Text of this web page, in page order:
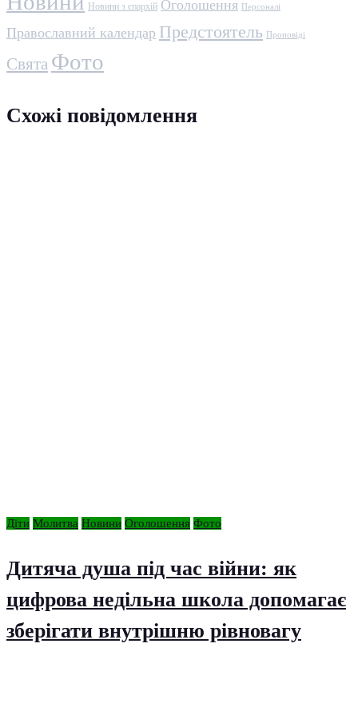
Новини з єпархій Оголошення Персоналі
Православний календар Предстоятель Проповіді
Свята Фото
Схожі повідомлення
Діти Молитва Новини Оголошення Фото
Дитяча душа під час війни: як
цифрова недільна школа допомагає
зберігати внутрішню рівновагу